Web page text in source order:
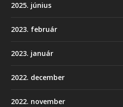
2025. június
2023. február
2023. január
2022. december
2022. november